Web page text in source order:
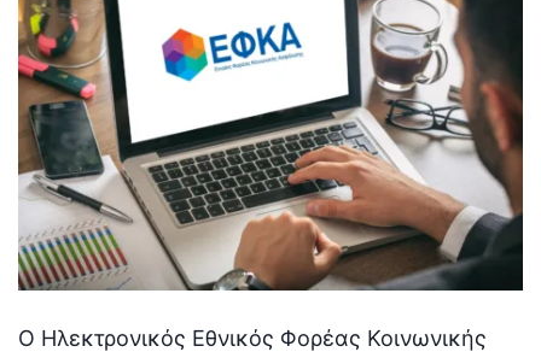
Ο Ηλεκτρονικός Εθνικός Φορέας Κοινωνικής